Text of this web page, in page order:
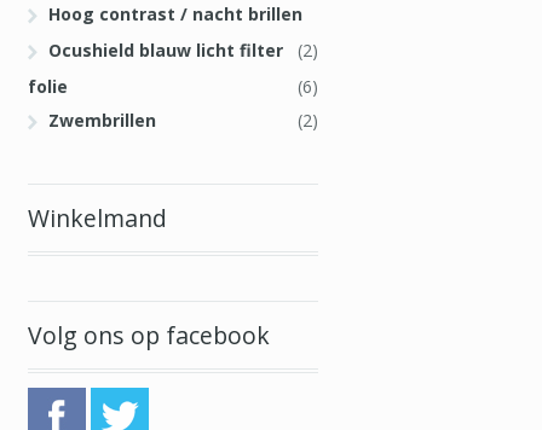
Hoog contrast / nacht brillen
(2)
Ocushield blauw licht filter
folie
(6)
Zwembrillen
(2)
Winkelmand
Volg ons op facebook